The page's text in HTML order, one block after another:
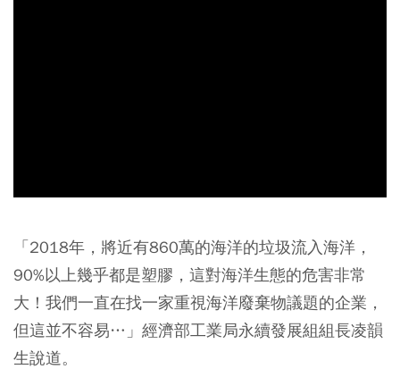
「2018年，將近有860萬的海洋的垃圾流入海洋，
90%以上幾乎都是塑膠，這對海洋生態的危害非常
大！我們一直在找一家重視海洋廢棄物議題的企業，
但這並不容易…」經濟部工業局永續發展組組長凌韻
生說道。